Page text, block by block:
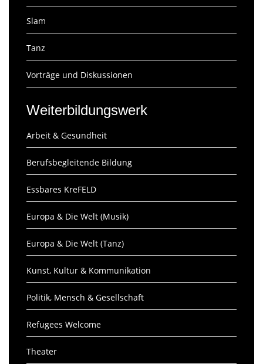
Slam
Tanz
Vorträge und Diskussionen
Weiterbildungswerk
Arbeit & Gesundheit
Berufsbegleitende Bildung
Essbares KreFELD
Europa & Die Welt (Musik)
Europa & Die Welt (Tanz)
Kunst, Kultur & Kommunikation
Politik, Mensch & Gesellschaft
Refugees Welcome
Theater